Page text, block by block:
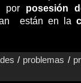
por posesión
están en la
/ problemas /